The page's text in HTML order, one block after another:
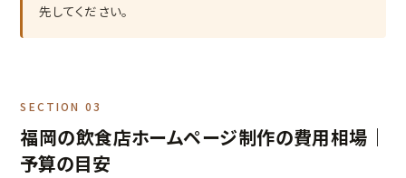
先してください。
SECTION 03
福岡の飲食店ホームページ制作の費用相場｜
予算の目安